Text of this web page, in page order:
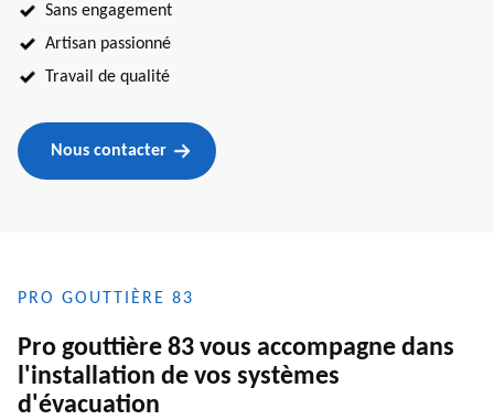
Sans engagement
Artisan passionné
Travail de qualité
Nous contacter
PRO GOUTTIÈRE 83
Pro gouttière 83 vous accompagne dans
l'installation de vos systèmes
d'évacuation